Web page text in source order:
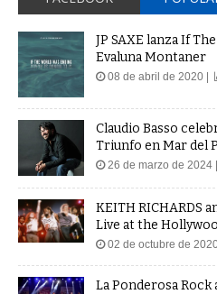
JP SAXE lanza If
Evaluna Montaner
08 de abril de 2020 |
Claudio Basso
Triunfo en Mar del
26 de marzo de 2024 |
KEITH RICHARDS
Live at the
02 de octubre de
La Ponderosa Rock